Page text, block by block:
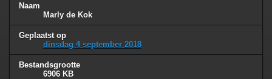
Naam
Marly de Kok
Geplaatst op
dinsdag 4 september 2018
Bestandsgrootte
6906 KB